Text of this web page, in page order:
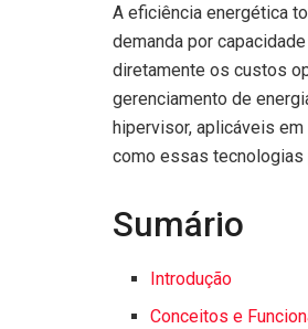
A eficiência energética
demanda por
diretamente os custos
gerenciamento de
hipervisor, aplicáveis
como essas tecnologias
Sumário
Introdução
Conceitos e